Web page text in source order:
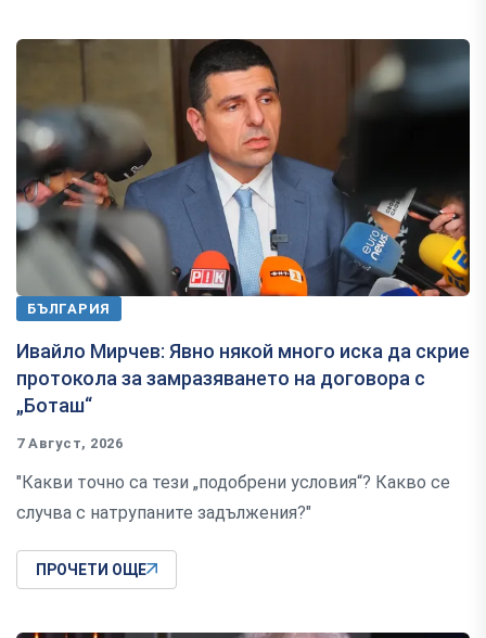
БЪЛГАРИЯ
Ивайло Мирчев: Явно някой много иска да скрие
протокола за замразяването на договора с
„Боташ“
7 Август, 2026
"Какви точно са тези „подобрени условия“? Какво се
случва с натрупаните задължения?"
ПРОЧЕТИ ОЩЕ